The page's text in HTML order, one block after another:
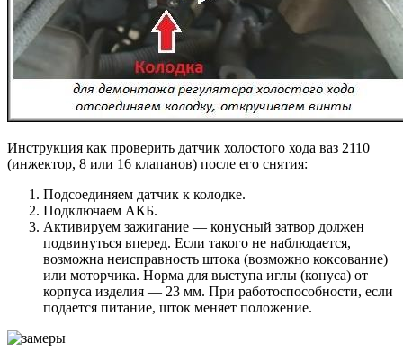
Инструкция как проверить датчик холостого хода ваз 2110
(инжектор, 8 или 16 клапанов) после его снятия:
Подсоединяем датчик к колодке.
Подключаем АКБ.
Активируем зажигание — конусный затвор должен
подвинуться вперед. Если такого не наблюдается,
возможна неисправность штока (возможно коксование)
или моторчика. Норма для выступа иглы (конуса) от
корпуса изделия — 23 мм. При работоспособности, если
подается питание, шток меняет положение.